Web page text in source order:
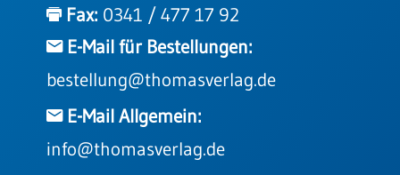
Fax: 0341 / 477 17 92
E-Mail für Bestellungen:
bestellung@thomasverlag.de
E-Mail Allgemein:
info@thomasverlag.de